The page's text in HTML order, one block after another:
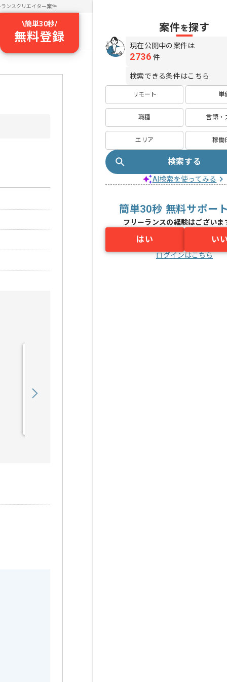
ランスクリエイター案件
\簡単30秒/
無料登録
案件を探す
現在公開中の案件は
2736 件
検索できる条件はこちら
リモート 単
職種 言語・
エリア 稼働
検索する
AI検索を使ってみる
簡単30秒 無料サポー
フリーランスの経験はございま
はい い
ログインはこちら